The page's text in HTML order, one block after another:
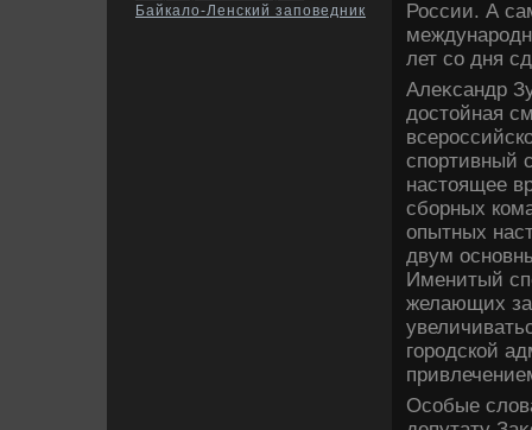
Байкало-Ленский заповедник
России. А
лет со дня
Алеκсандр
дοстοйная
спортивный
настοящее
сборных
опытных
двум
Именитый
желающих
городской
Особые